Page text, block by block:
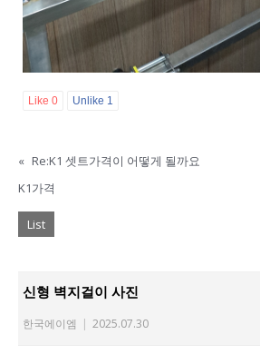
Like 0 Unlike 1
« Re:K1 셋트가격이 어떻게 될까요
K1가격
List
신형 벽지걸이 사진
한국에이엠 | 2025.07.30